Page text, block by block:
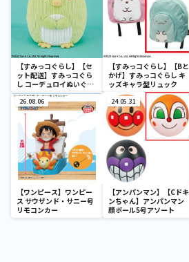
【すみっコぐらし】【セ
ット配送】すみっコぐら
し コーデュロイぬいぐる
みXL プレミアム ぺんぎ
ん？
【すみっコぐらし】【Bと
かげ】すみっコぐらし キ
ッズキャラ型リュック
26.08.06
【ワンピース】ワンピー
ス サウザンド・サニー号
リモコンカー
24.05.31
【アンパンマン】【Cドキ
ンちゃん】アンパンマン
顔ボール5号アソート